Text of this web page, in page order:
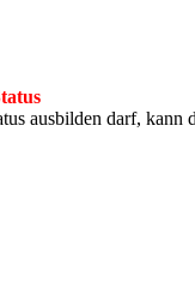
ausbilden darf,